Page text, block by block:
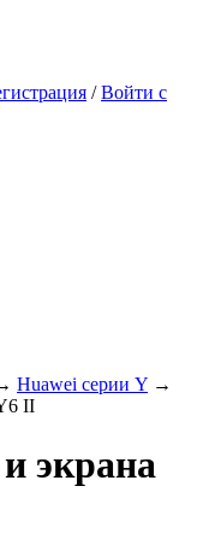
/Войти с
Huawei серии Y →
II
экрана